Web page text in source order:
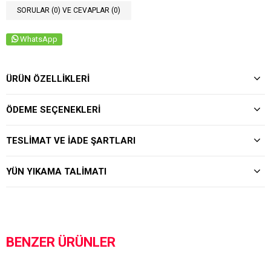
SORULAR (0) VE CEVAPLAR (0)
WhatsApp
ÜRÜN ÖZELLIKLERI
ÖDEME SEÇENEKLERI
TESLIMAT VE İADE ŞARTLARI
YÜN YIKAMA TALIMATI
BENZER ÜRÜNLER